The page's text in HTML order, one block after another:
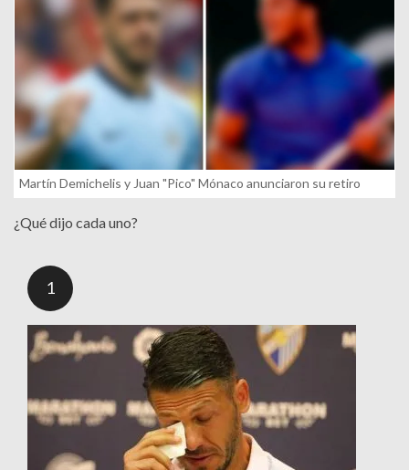
Martín Demichelis y Juan "Pico" Mónaco anunciaron su retiro
¿Qué dijo cada uno?
1